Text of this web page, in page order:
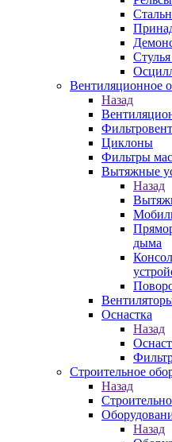
Вентиляционное
Назад
Циклоны
Фильтры
Вытяжные
Назад
дыма
Оснастка
Назад
Строительное
Назад
Назад